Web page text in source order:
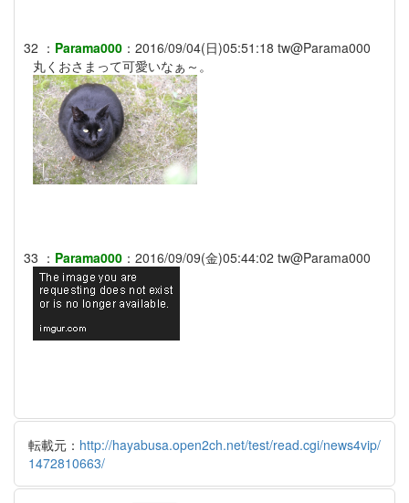
32 ： Parama000 ： 2016/09/04(日)05:51:18 tw@Parama000
丸くおさまって可愛いなぁ～。
33 ： Parama000 ： 2016/09/09(金)05:44:02 tw@Parama000
転載元： http://hayabusa.open2ch.net/test/read.cgi/news4vip/
1472810663/